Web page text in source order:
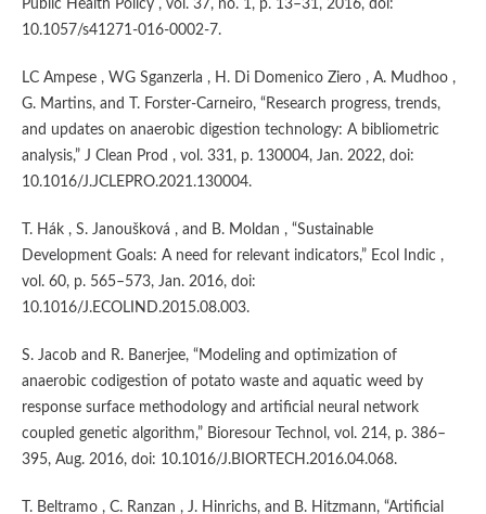
Public Health Policy , vol. 37, no. 1, p. 13–31, 2016, doi:
10.1057/s41271-016-0002-7.
LC Ampese , WG Sganzerla , H. Di Domenico Ziero , A. Mudhoo ,
G. Martins, and T. Forster-Carneiro, “Research progress, trends,
and updates on anaerobic digestion technology: A bibliometric
analysis,” J Clean Prod , vol. 331, p. 130004, Jan. 2022, doi:
10.1016/J.JCLEPRO.2021.130004.
T. Hák , S. Janoušková , and B. Moldan , “Sustainable
Development Goals: A need for relevant indicators,” Ecol Indic ,
vol. 60, p. 565–573, Jan. 2016, doi:
10.1016/J.ECOLIND.2015.08.003.
S. Jacob and R. Banerjee, “Modeling and optimization of
anaerobic codigestion of potato waste and aquatic weed by
response surface methodology and artificial neural network
coupled genetic algorithm,” Bioresour Technol, vol. 214, p. 386–
395, Aug. 2016, doi: 10.1016/J.BIORTECH.2016.04.068.
T. Beltramo , C. Ranzan , J. Hinrichs, and B. Hitzmann, “Artificial